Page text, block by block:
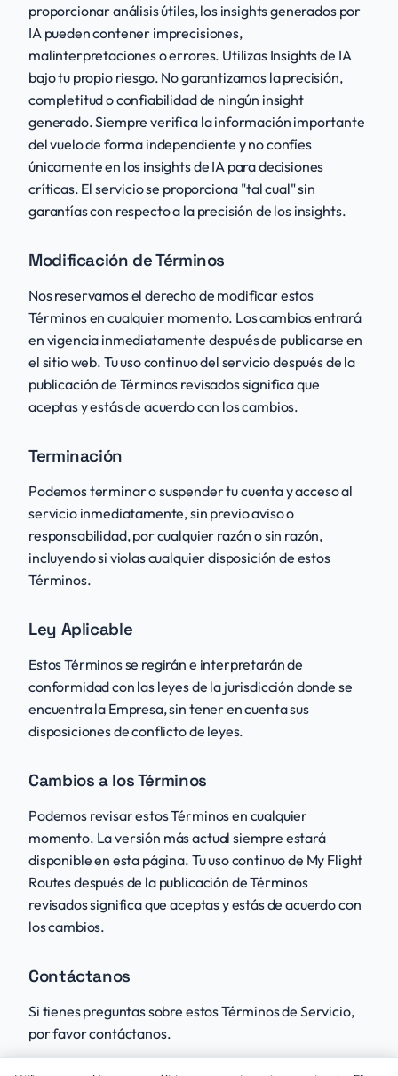
proporcionar análisis útiles, los insights generados por
IA pueden contener imprecisiones,
malinterpretaciones o errores. Utilizas Insights de IA
bajo tu propio riesgo. No garantizamos la precisión,
completitud o confiabilidad de ningún insight
generado. Siempre verifica la información importante
del vuelo de forma independiente y no confíes
únicamente en los insights de IA para decisiones
críticas. El servicio se proporciona "tal cual" sin
garantías con respecto a la precisión de los insights.
Modificación de Términos
Nos reservamos el derecho de modificar estos
Términos en cualquier momento. Los cambios entrará
en vigencia inmediatamente después de publicarse en
el sitio web. Tu uso continuo del servicio después de la
publicación de Términos revisados significa que
aceptas y estás de acuerdo con los cambios.
Terminación
Podemos terminar o suspender tu cuenta y acceso al
servicio inmediatamente, sin previo aviso o
responsabilidad, por cualquier razón o sin razón,
incluyendo si violas cualquier disposición de estos
Términos.
Ley Aplicable
Estos Términos se regirán e interpretarán de
conformidad con las leyes de la jurisdicción donde se
encuentra la Empresa, sin tener en cuenta sus
disposiciones de conflicto de leyes.
Cambios a los Términos
Podemos revisar estos Términos en cualquier
momento. La versión más actual siempre estará
disponible en esta página. Tu uso continuo de My Flight
Routes después de la publicación de Términos
revisados significa que aceptas y estás de acuerdo con
los cambios.
Contáctanos
Si tienes preguntas sobre estos Términos de Servicio,
por favorcontáctanos.